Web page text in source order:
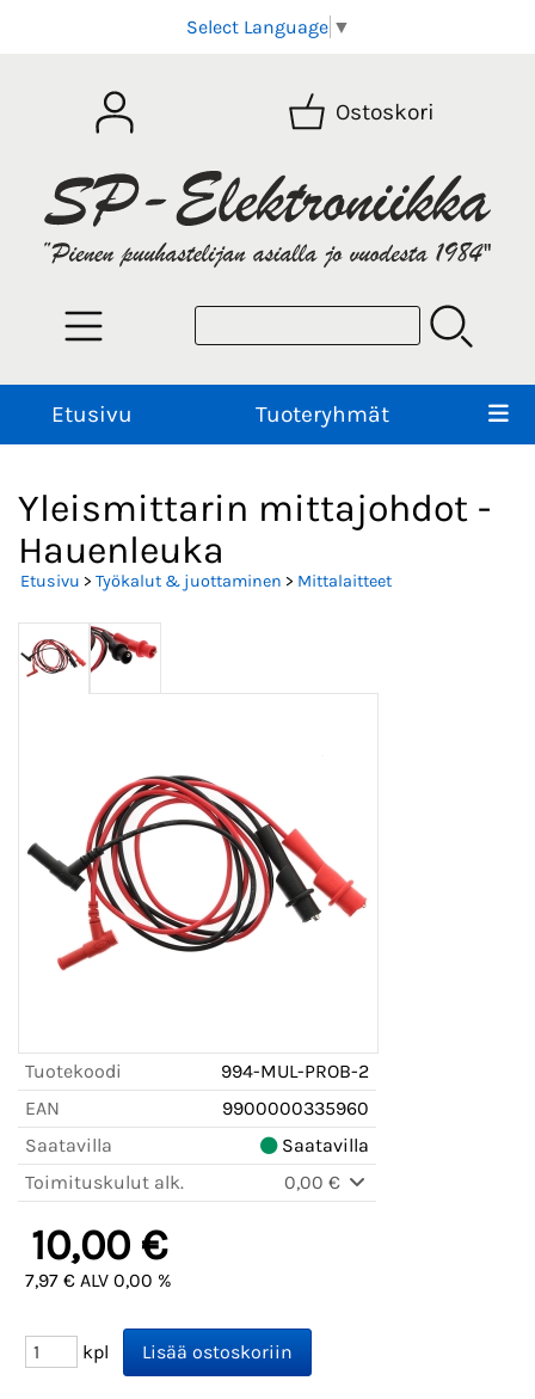
Select Language ▼
Ostoskori
Etusivu Tuoteryhmät
Yleismittarin mittajohdot -
Hauenleuka
Etusivu > Työkalut & juottaminen > Mittalaitteet
Tuotekoodi
994-MUL-PROB-2
EAN
9900000335960
Saatavilla
Saatavilla
Toimituskulut alk.
0,00 €
10,00 €
7,97 € ALV 0,00 %
kpl